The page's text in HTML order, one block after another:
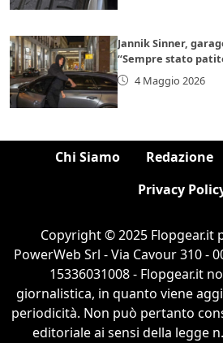
Jannik Sinner,
“Sempre stato
4 Maggio 2026
Chi Siamo Redazione
Privacy
Copyright © 2025 Flopgear.it
PowerWeb Srl - Via Cavour 310 -
15336031008 - Flopgear.it
giornalistica, in quanto viene
periodicità. Non può pertanto
editoriale ai sensi della legge